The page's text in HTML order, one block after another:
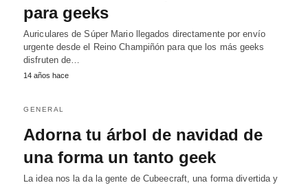
para geeks
Auriculares de Súper Mario llegados directamente por envío
urgente desde el Reino Champiñón para que los más geeks
disfruten de…
14 años hace
GENERAL
Adorna tu árbol de navidad de
una forma un tanto geek
La idea nos la da la gente de Cubeecraft, una forma divertida y